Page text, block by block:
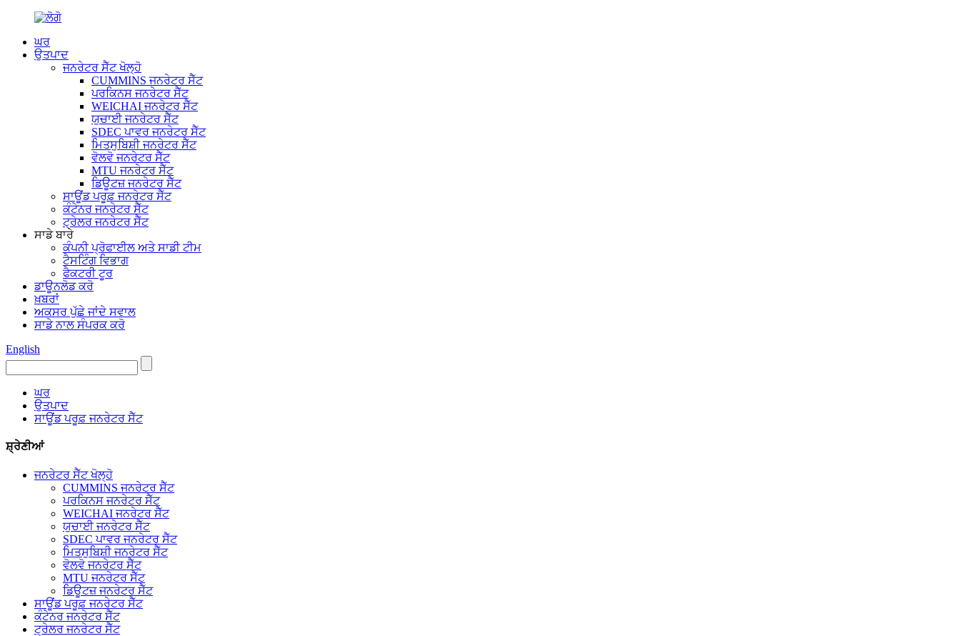
ਘਰ
ਉਤਪਾਦ
ਜਨਰੇਟਰ ਸੈੱਟ ਖੋਲ੍ਹੋ
CUMMINS ਜਨਰੇਟਰ ਸੈੱਟ
ਪਰਕਿਨਸ ਜਨਰੇਟਰ ਸੈੱਟ
WEICHAI ਜਨਰੇਟਰ ਸੈੱਟ
ਯੁਚਾਈ ਜਨਰੇਟਰ ਸੈੱਟ
SDEC ਪਾਵਰ ਜਨਰੇਟਰ ਸੈੱਟ
ਮਿਤਸੁਬਿਸ਼ੀ ਜਨਰੇਟਰ ਸੈੱਟ
ਵੋਲਵੋ ਜਨਰੇਟਰ ਸੈੱਟ
MTU ਜਨਰੇਟਰ ਸੈੱਟ
ਡਿਊਟਜ਼ ਜਨਰੇਟਰ ਸੈੱਟ
ਸਾਊਂਡ ਪਰੂਫ਼ ਜਨਰੇਟਰ ਸੈੱਟ
ਕੰਟੇਨਰ ਜਨਰੇਟਰ ਸੈੱਟ
ਟ੍ਰੇਲਰ ਜਨਰੇਟਰ ਸੈੱਟ
ਸਾਡੇ ਬਾਰੇ
ਕੰਪਨੀ ਪ੍ਰੋਫਾਈਲ ਅਤੇ ਸਾਡੀ ਟੀਮ
ਟੈਸਟਿੰਗ ਵਿਭਾਗ
ਫੈਕਟਰੀ ਟੂਰ
ਡਾਊਨਲੋਡ ਕਰੋ
ਖ਼ਬਰਾਂ
ਅਕਸਰ ਪੁੱਛੇ ਜਾਂਦੇ ਸਵਾਲ
ਸਾਡੇ ਨਾਲ ਸੰਪਰਕ ਕਰੋ
English
ਘਰ
ਉਤਪਾਦ
ਸਾਊਂਡ ਪਰੂਫ਼ ਜਨਰੇਟਰ ਸੈੱਟ
ਸ਼੍ਰੇਣੀਆਂ
ਜਨਰੇਟਰ ਸੈੱਟ ਖੋਲ੍ਹੋ
CUMMINS ਜਨਰੇਟਰ ਸੈੱਟ
ਪਰਕਿਨਸ ਜਨਰੇਟਰ ਸੈੱਟ
WEICHAI ਜਨਰੇਟਰ ਸੈੱਟ
ਯੁਚਾਈ ਜਨਰੇਟਰ ਸੈੱਟ
SDEC ਪਾਵਰ ਜਨਰੇਟਰ ਸੈੱਟ
ਮਿਤਸੁਬਿਸ਼ੀ ਜਨਰੇਟਰ ਸੈੱਟ
ਵੋਲਵੋ ਜਨਰੇਟਰ ਸੈੱਟ
MTU ਜਨਰੇਟਰ ਸੈੱਟ
ਡਿਊਟਜ਼ ਜਨਰੇਟਰ ਸੈੱਟ
ਸਾਊਂਡ ਪਰੂਫ਼ ਜਨਰੇਟਰ ਸੈੱਟ
ਕੰਟੇਨਰ ਜਨਰੇਟਰ ਸੈੱਟ
ਟ੍ਰੇਲਰ ਜਨਰੇਟਰ ਸੈੱਟ